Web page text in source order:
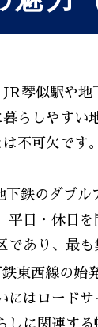
琴似駅や
らしやす
不可欠です。
下鉄のダブル
平日・休日
であり、最も
東西線の始
にはロード
しに関連す